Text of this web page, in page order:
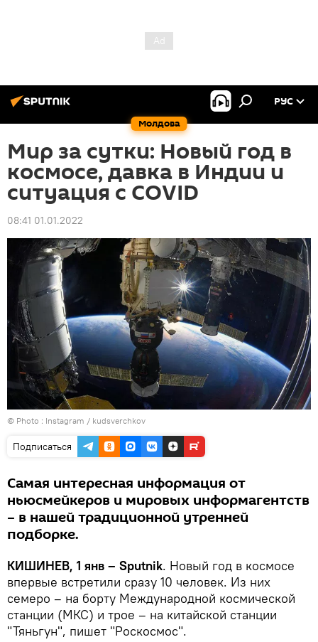
Молдова
РУС
Мир за сутки: Новый год в
космосе, давка в Индии и
ситуация с COVID
08:41 01.01.2022
© Photo : Instagram / kudsverchkov
Подписаться
Самая интересная информация от
ньюсмейкеров и мировых информагентств
– в нашей традиционной утренней
подборке.
КИШИНЕВ, 1 янв – Sputnik. Новый год в космосе
впервые встретили сразу 10 человек. Из них
семеро – на борту Международной космической
станции (МКС) и трое – на китайской станции
"Тяньгун", пишет "Роскосмос".